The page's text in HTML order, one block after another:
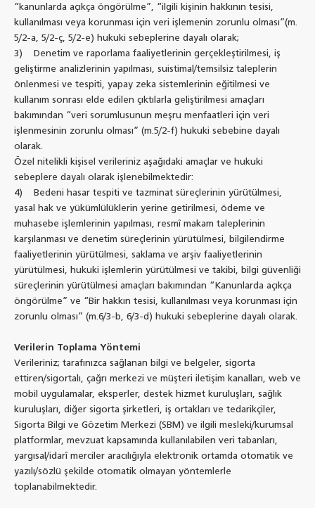
“kanunlarda açıkça öngörülme”, “ilgili kişinin hakkının tesisi,
kullanılması veya korunması için veri işlemenin zorunlu olması”(m.
5/2-a, 5/2-ç, 5/2-e) hukuki sebeplerine dayalı olarak;
3) Denetim ve raporlama faaliyetlerinin gerçekleştirilmesi, iş
geliştirme analizlerinin yapılması, suistimal/temsilsiz taleplerin
önlenmesi ve tespiti, yapay zeka sistemlerinin eğitilmesi ve
kullanım sonrası elde edilen çıktılarla geliştirilmesi amaçları
bakımından “veri sorumlusunun meşru menfaatleri için veri
işlenmesinin zorunlu olması” (m.5/2-f) hukuki sebebine dayalı
olarak.
Özel nitelikli kişisel verileriniz aşağıdaki amaçlar ve hukuki
sebeplere dayalı olarak işlenebilmektedir:
4) Bedeni hasar tespiti ve tazminat süreçlerinin yürütülmesi,
yasal hak ve yükümlülüklerin yerine getirilmesi, ödeme ve
muhasebe işlemlerinin yapılması, resmî makam taleplerinin
karşılanması ve denetim süreçlerinin yürütülmesi, bilgilendirme
faaliyetlerinin yürütülmesi, saklama ve arşiv faaliyetlerinin
yürütülmesi, hukuki işlemlerin yürütülmesi ve takibi, bilgi güvenliği
süreçlerinin yürütülmesi amaçları bakımından “Kanunlarda açıkça
öngörülme” ve “Bir hakkın tesisi, kullanılması veya korunması için
zorunlu olması” (m.6/3-b, 6/3-d) hukuki sebeplerine dayalı olarak.
Verilerin Toplama Yöntemi
Verileriniz; tarafınızca sağlanan bilgi ve belgeler, sigorta
ettiren/sigortalı, çağrı merkezi ve müşteri iletişim kanalları, web ve
mobil uygulamalar, eksperler, destek hizmet kuruluşları, sağlık
kuruluşları, diğer sigorta şirketleri, iş ortakları ve tedarikçiler,
Sigorta Bilgi ve Gözetim Merkezi (SBM) ve ilgili mesleki/kurumsal
platformlar, mevzuat kapsamında kullanılabilen veri tabanları,
yargısal/idarî merciler aracılığıyla elektronik ortamda otomatik ve
yazılı/sözlü şekilde otomatik olmayan yöntemlerle
toplanabilmektedir.